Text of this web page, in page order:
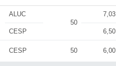
ALUC
50
7,03
CESP 6,50
CESP 50 6,00